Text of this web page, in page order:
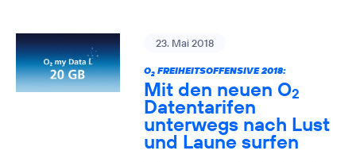
23. Mai 2018
O2FREIHEITSOFFENSIVE 2018:
Mit den neuen O2
Datentarifen
unterwegs nach Lust
und Laune surfen